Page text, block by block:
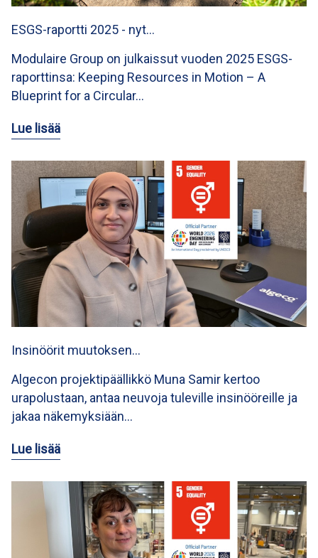
ESGS-raportti 2025 - nyt…
Modulaire Group on julkaissut vuoden 2025 ESGS-
raporttinsa: Keeping Resources in Motion – A
Blueprint for a Circular…
Lue lisää
Insinöörit muutoksen…
Algecon projektipäällikkö Muna Samir kertoo
urapolustaan, antaa neuvoja tuleville insinööreille ja
jakaa näkemyksiään…
Lue lisää